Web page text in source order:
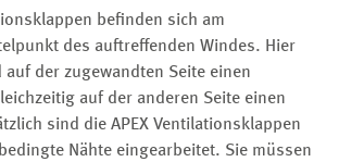
befinden sich am
des auftreffenden Windes. Hier
auf der zugewandten Seite einen
auf der anderen Seite einen
sind die APEX Ventilationsklappen
Nähte eingearbeitet. Sie müssen